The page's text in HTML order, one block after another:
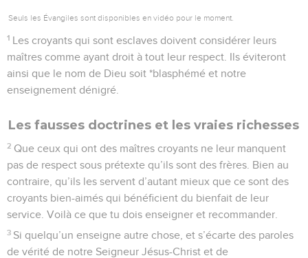
Seuls les Évangiles sont disponibles en vidéo pour le moment.
1 Les croyants qui sont esclaves doivent considérer leurs
maîtres comme ayant droit à tout leur respect. Ils éviteront
ainsi que le nom de Dieu soit *blasphémé et notre
enseignement dénigré.
Les fausses doctrines et les vraies richesses
2 Que ceux qui ont des maîtres croyants ne leur manquent
pas de respect sous prétexte qu’ils sont des frères. Bien au
contraire, qu’ils les servent d’autant mieux que ce sont des
croyants bien-aimés qui bénéficient du bienfait de leur
service. Voilà ce que tu dois enseigner et recommander.
3 Si quelqu’un enseigne autre chose, et s’écarte des paroles
de vérité de notre Seigneur Jésus-Christ et de